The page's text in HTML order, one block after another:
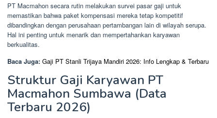
PT Macmahon secara rutin melakukan survei pasar gaji untuk
memastikan bahwa paket kompensasi mereka tetap kompetitif
dibandingkan dengan perusahaan pertambangan lain di wilayah serupa.
Hal ini penting untuk menarik dan mempertahankan karyawan
berkualitas.
Baca Juga: Gaji PT Stanli Trijaya Mandiri 2026: Info Lengkap & Terbaru
Struktur Gaji Karyawan PT
Macmahon Sumbawa (Data
Terbaru 2026)